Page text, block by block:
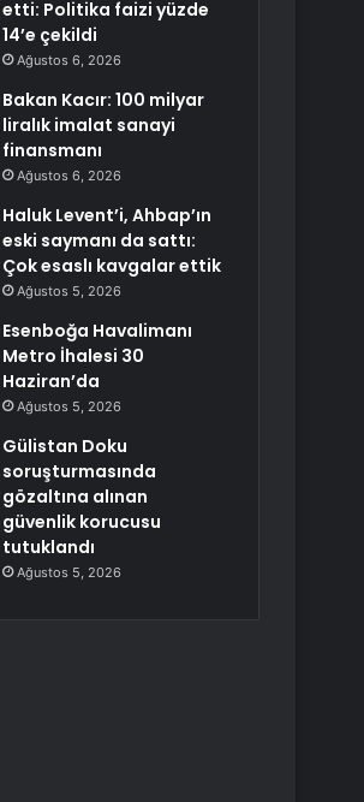
etti: Politika faizi yüzde
14’e çekildi
Ağustos 6, 2026
Bakan Kacır: 100 milyar
liralık imalat sanayi
finansmanı
Ağustos 6, 2026
Haluk Levent’i, Ahbap’ın
eski saymanı da sattı:
Çok esaslı kavgalar ettik
Ağustos 5, 2026
Esenboğa Havalimanı
Metro İhalesi 30
Haziran’da
Ağustos 5, 2026
Gülistan Doku
soruşturmasında
gözaltına alınan
güvenlik korucusu
tutuklandı
Ağustos 5, 2026